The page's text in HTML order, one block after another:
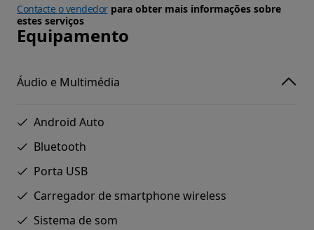
Contacte o vendedorpara obter mais informações sobre
estes serviços
Equipamento
Áudio e Multimédia
Android Auto
Bluetooth
Porta USB
Carregador de smartphone wireless
Sistema de som